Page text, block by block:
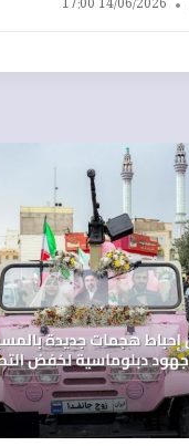
14/06/2026 17:00